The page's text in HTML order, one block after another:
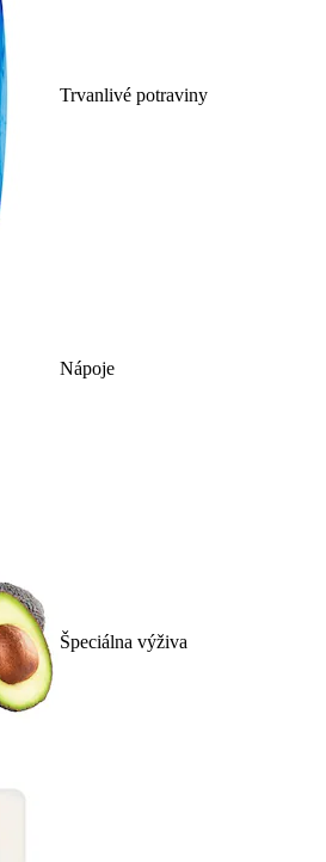
Trvanlivé potraviny
Nápoje
Špeciálna výživa